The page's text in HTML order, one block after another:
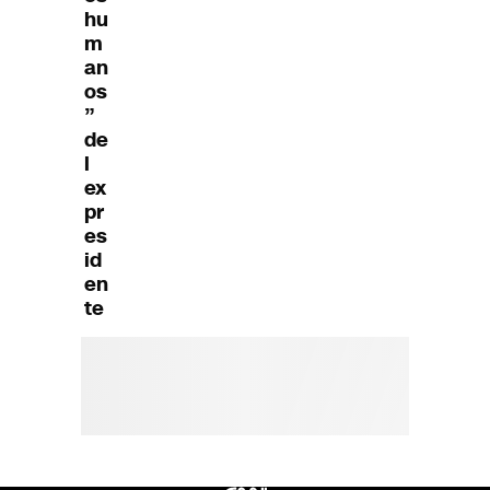
hu
m
an
os
”
de
l
ex
pr
es
id
en
te